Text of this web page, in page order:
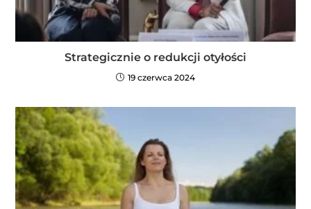
Strategicznie o redukcji otyłości
19 czerwca 2024